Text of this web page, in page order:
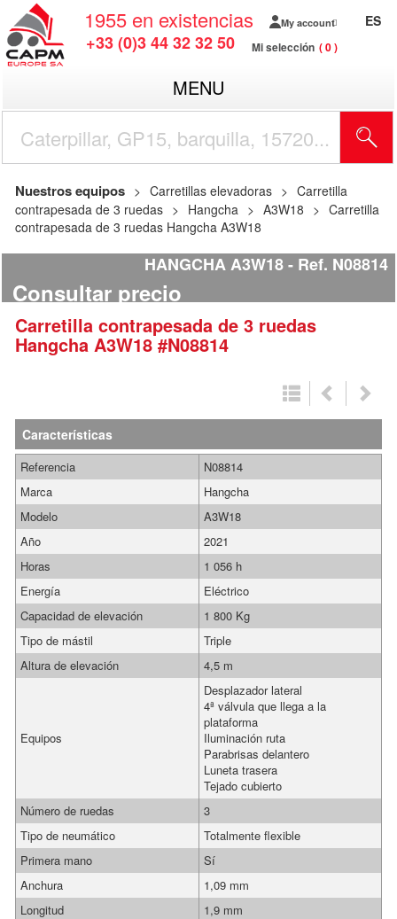
1955 en existencias
+33 (0)3 44 32 32 50
My account
Mi selección 0
ES
MENU
Nuestros equipos Carretillas elevadoras
Carretilla
contrapesada de 3 ruedas
Hangcha A3W18
Carretilla
contrapesada de 3 ruedas Hangcha A3W18
HANGCHA A3W18 Ref. N08814
Consultar precio
Carretilla contrapesada de 3 ruedas
Hangcha A3W18#N08814
Características
Referencia
N08814
Marca
Hangcha
Modelo
A3W18
Año
2021
Horas
1 056 h
Energía
Eléctrico
Capacidad de elevación
1 800 Kg
Tipo de mástil
Triple
Altura de elevación
4,5 m
Equipos
Desplazador lateral
4ª válvula que llega a la
plataforma
Iluminación ruta
Parabrisas delantero
Luneta trasera
Tejado cubierto
Número de ruedas
3
Tipo de neumático
Totalmente flexible
Primera mano
Sí
Anchura
1,09 mm
Longitud
1,9 mm